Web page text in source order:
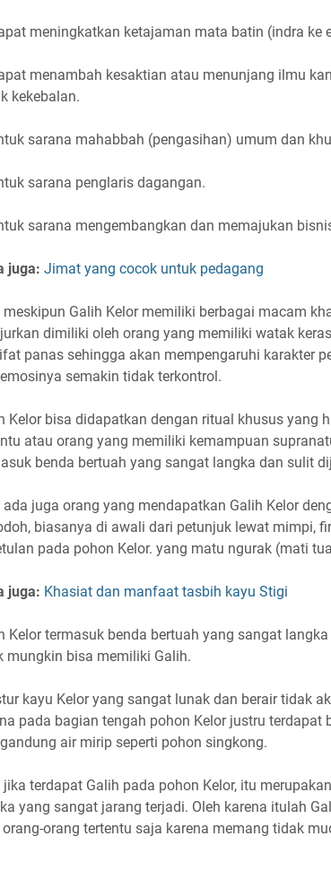
meningkatkan ketajaman mata batin (indra ke
menambah kesaktian atau menunjang ilmu
kekebalan.
sarana mahabbah (pengasihan) umum dan
sarana penglaris dagangan.
sarana mengembangkan dan memajukan
juga: Jimat yang cocok untuk pedagang
meskipun Galih Kelor memiliki berbagai macam
dimiliki oleh orang yang memiliki watak
panas sehingga akan mempengaruhi karakter
semakin tidak terkontrol.
Kelor bisa didapatkan dengan ritual khusus yang
atau orang yang memiliki kemampuan
benda bertuah yang sangat langka dan sulit
ada juga orang yang mendapatkan Galih Kelor
biasanya di awali dari petunjuk lewat mimpi,
pada pohon Kelor. yang matu ngurak (mati
juga: Khasiat dan manfaat tasbih kayu Stigi
Kelor termasuk benda bertuah yang sangat
mungkin bisa memiliki Galih.
kayu Kelor yang sangat lunak dan berair tidak
pada bagian tengah pohon Kelor justru terdapat
air mirip seperti pohon singkong.
terdapat Galih pada pohon Kelor, itu
yang sangat jarang terjadi. Oleh karena itulah
orang tertentu saja karena memang tidak